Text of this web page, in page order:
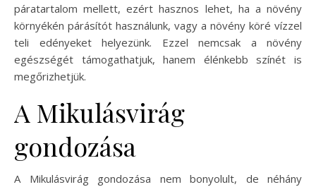
páratartalom mellett, ezért hasznos lehet, ha a növény
környékén párásítót használunk, vagy a növény köré vízzel
teli edényeket helyezünk. Ezzel nemcsak a növény
egészségét támogathatjuk, hanem élénkebb színét is
megőrizhetjük.
A Mikulásvirág
gondozása
A Mikulásvirág gondozása nem bonyolult, de néhány